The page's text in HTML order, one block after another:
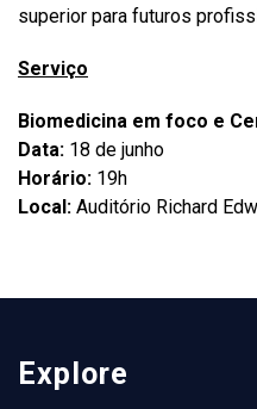
superior para futuros
Serviço
Biomedicina em foco e
Data: 18 de junho
Horário: 19h
Local: Auditório Richard
Explore